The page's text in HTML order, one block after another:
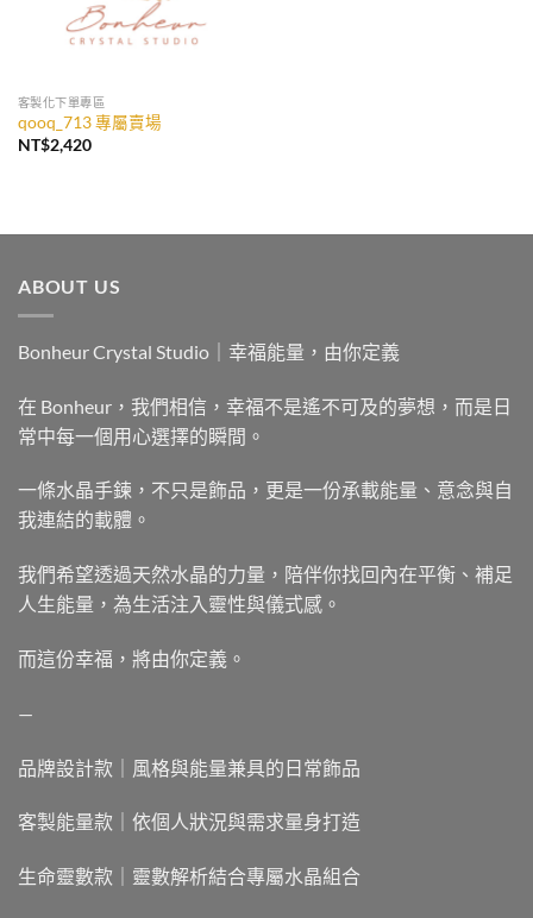
客製化下單專區
qooq_713 專屬賣場
NT$2,420
ABOUT US
Bonheur Crystal Studio｜幸福能量，由你定義
在 Bonheur，我們相信，幸福不是遙不可及的夢想，而是日
常中每一個用心選擇的瞬間。
一條水晶手鍊，不只是飾品，更是一份承載能量、意念與自
我連結的載體。
我們希望透過天然水晶的力量，陪伴你找回內在平衡、補足
人生能量，為生活注入靈性與儀式感。
而這份幸福，將由你定義。
—
品牌設計款｜風格與能量兼具的日常飾品
客製能量款｜依個人狀況與需求量身打造
生命靈數款｜靈數解析結合專屬水晶組合